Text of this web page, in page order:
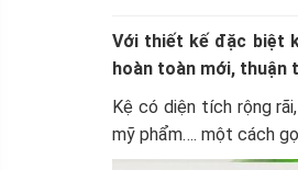
Với thiết kế đặc biệt
hoàn toàn mới, thuận
Kệ có diện tích rộng
mỹ phẩm…. một cách